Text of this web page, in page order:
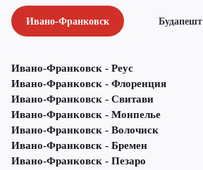
Ивано-Франковск Будапешт
Ивано-Франковск - Реус
Ивано-Франковск - Флоренция
Ивано-Франковск - Свитави
Ивано-Франковск - Монпелье
Ивано-Франковск - Волочиск
Ивано-Франковск - Бремен
Ивано-Франковск - Пезаро